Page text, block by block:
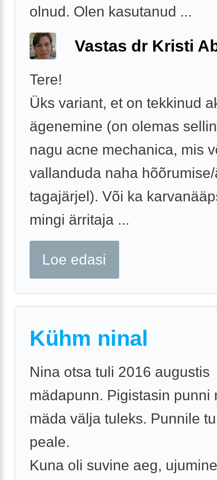
olnud. Olen kasutanud ...
Vastas dr Kristi
Tere!
Üks variant, et on tekkinud
ägenemine (on olemas
nagu acne mechanica, mis
vallanduda naha
tagajärjel). Või ka
mingi ärritaja ...
Loe edasi
Kühm ninal
Nina otsa tuli 2016 augustis
mädapunn. Pigistasin punni
mäda välja tuleks. Punnile
peale.
Kuna oli suvine aeg,